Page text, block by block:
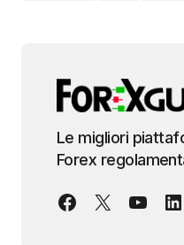
Le migliori
Forex